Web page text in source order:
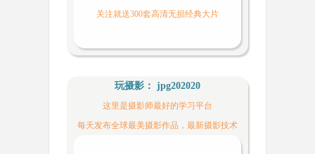
关注就送300套高清无损经典大片
玩摄影： jpg202020
这里是摄影师最好的学习平台
每天发布全球最美摄影作品，最新摄影技术